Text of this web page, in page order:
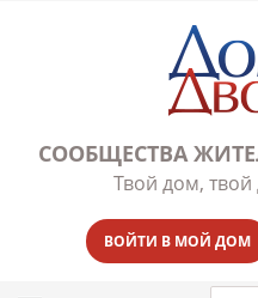
СООБЩЕСТВА
Твой дом,
ВОЙТИ В МОЙ ДОМ